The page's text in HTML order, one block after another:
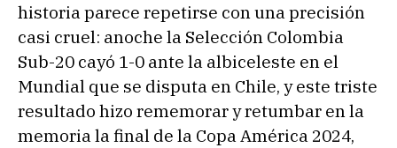
historia parece repetirse con una precisión
casi cruel: anoche la Selección Colombia
Sub-20 cayó 1-0 ante la albiceleste en el
Mundial que se disputa en Chile, y este triste
resultado hizo rememorar y retumbar en la
memoria la final de la Copa América 2024,